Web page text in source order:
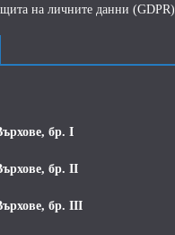
на личните данни (GDPR)
бр. I
бр. II
бр. III